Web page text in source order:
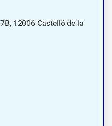
12006 Castelló de la